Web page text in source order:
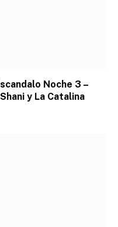
Noche 3 –
y La Catalina